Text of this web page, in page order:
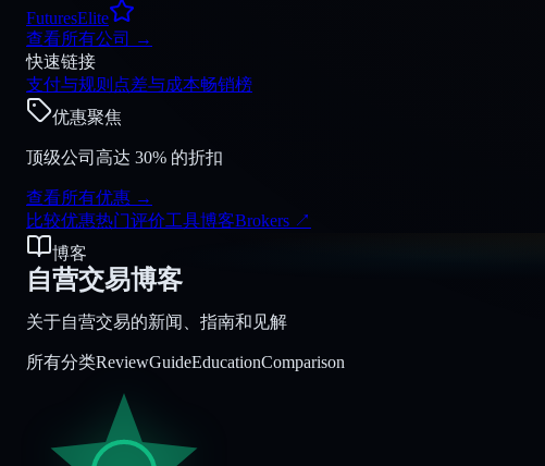
FuturesElite
查看所有公司
→
快速链接
支付与规则 点差与成本畅销榜
优惠聚焦
顶级公司高达 30% 的折扣
查看所有优惠 →
比较优惠热门评价工具博客Brokers ↗
博客
自营交易博客
关于自营交易的新闻、指南和见解
所有分类ReviewGuideEducationComparison